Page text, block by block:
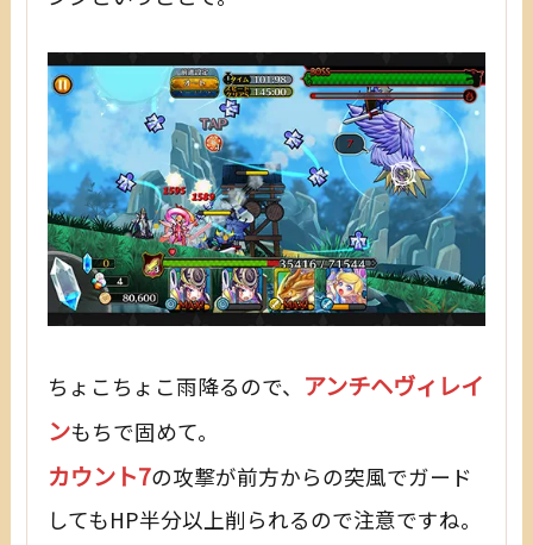
ちょこちょこ雨降るので、 アンチヘヴィレイ
ンもちで固めて。
カウント7の攻撃が前方からの突風でガード
してもHP半分以上削られるので注意ですね。